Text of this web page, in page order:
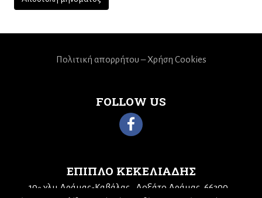
ΕΠΙΠΛΟ ΚΕΚΕΛΙΑΔΗΣ
10ο χλμ Δράμας-Καβάλας
Δοξάτο Δράμας, 66300
FOLLOW US
Πολιτική απορρήτου – Χρήση Cookies